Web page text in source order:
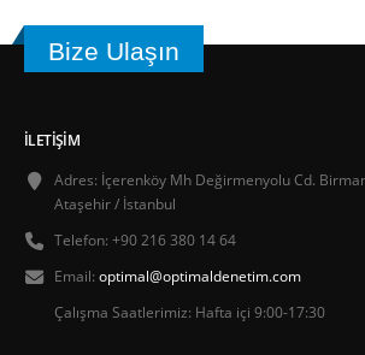
Bize Ulaşın
İLETIŞIM
Adres: İçerenköy Mh Değirmenyolu Cd.
Ataşehir / İstanbul
Telefon: +90 216 380 14 64
Email: optimal@optimaldenetim.com
Çalışma Saatlerimiz: Hafta içi 9:00-17:30